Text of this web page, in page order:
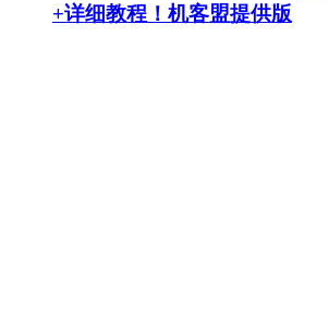
+详细教程！机客盟提供版